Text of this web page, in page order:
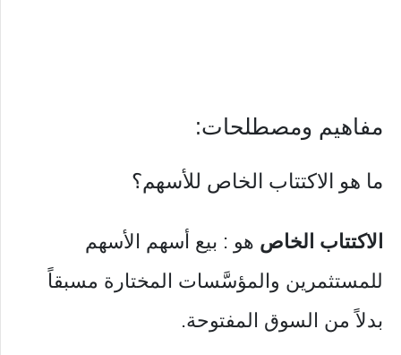
مفاهيم ومصطلحات:
ما هو الاكتتاب الخاص للأسهم؟
الاكتتاب الخاص هو : بيع أسهم الأسهم
للمستثمرين والمؤسَّسات المختارة مسبقاً
بدلاً من السوق المفتوحة.